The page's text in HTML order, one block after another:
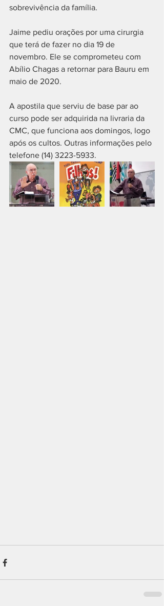
sobrevivência da família.
Jaime pediu orações por uma cirurgia
que terá de fazer no dia 19 de
novembro. Ele se comprometeu com
Abílio Chagas a retornar para Bauru em
maio de 2020.
A apostila que serviu de base par ao
curso pode ser adquirida na livraria da
CMC, que funciona aos domingos, logo
após os cultos. Outras informações pelo
telefone (14) 3223-5933.